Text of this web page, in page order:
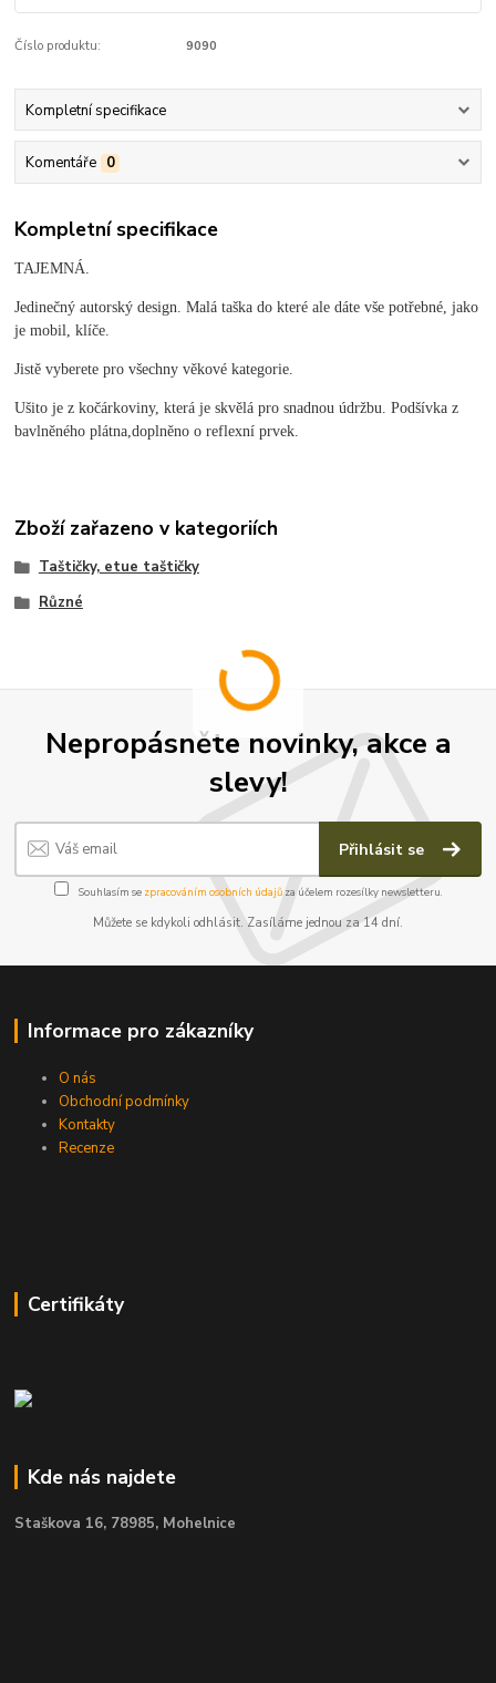
Číslo produktu: 9090
Kompletní specifikace
Komentáře 0
Kompletní specifikace
TAJEMNÁ.
Jedinečný autorský design. Malá taška do které ale dáte vše potřebné, jako
je mobil, klíče.
Jistě vyberete pro všechny věkové kategorie.
Ušito je z kočárkoviny, která je skvělá pro snadnou údržbu. Podšívka z
bavlněného plátna,doplněno o reflexní prvek.
Zboží zařazeno v kategoriích
Taštičky, etue taštičky
Různé
Nepropásněte novinky, akce a
slevy!
Přihlásit se
Souhlasím se zpracováním osobních údajůza účelem rozesílky newsletteru.
Můžete se kdykoli odhlásit. Zasíláme jednou za 14 dní.
Informace pro zákazníky
O nás
Obchodní podmínky
Kontakty
Recenze
Certifikáty
Kde nás najdete
Staškova 16, 78985, Mohelnice